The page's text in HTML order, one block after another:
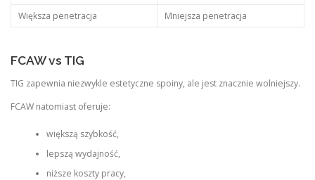
Większa penetracja
Mniejsza penetracja
FCAW vs TIG
TIG zapewnia niezwykle estetyczne spoiny, ale jest znacznie wolniejszy.
FCAW natomiast oferuje:
większą szybkość,
lepszą wydajność,
niższe koszty pracy,